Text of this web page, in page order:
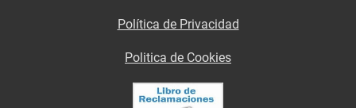
Política de Privacidad
Politica de Cookies